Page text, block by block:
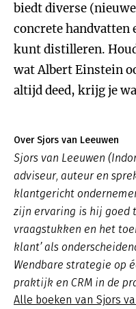
biedt diverse
concrete handvatten
kunt distilleren.
wat Albert Einstein
altijd deed, krijg je
Over Sjors van Leeuwen
Sjors van Leeuwen
adviseur, auteur en
klantgericht
zijn ervaring is hij goed
vraagstukken en het
klant’ als
Wendbare strategie op
praktijk en CRM in de
Alle boeken van Sjors